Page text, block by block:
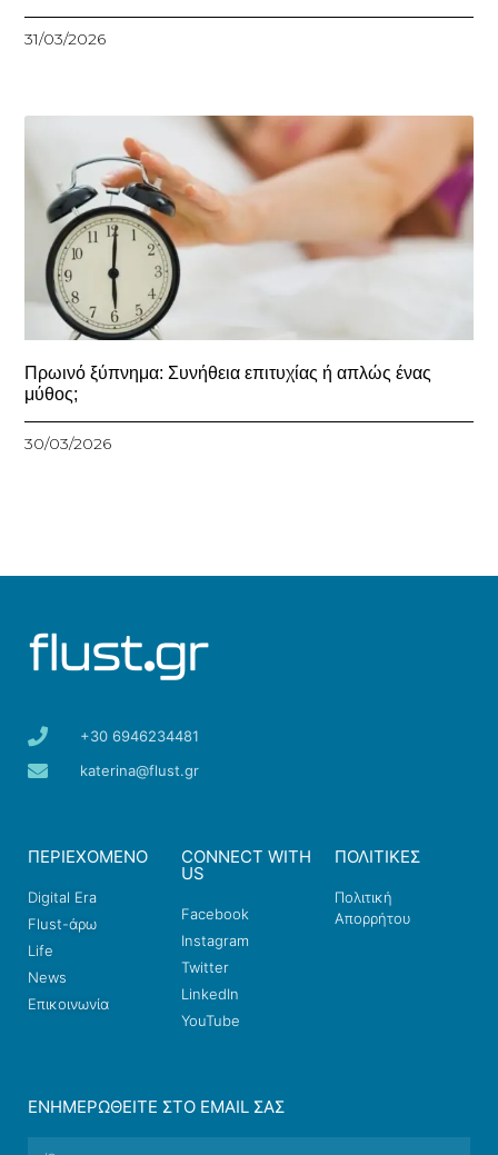
31/03/2026
Πρωινό ξύπνημα: Συνήθεια επιτυχίας ή απλώς ένας
μύθος;
30/03/2026
+30 6946234481
katerina@flust.gr
ΠΕΡΙΕΧΟΜΕΝΟ
Digital Era
Flust-άρω
Life
News
Επικοινωνία
CONNECT WITH
US
Facebook
Instagram
Twitter
LinkedIn
YouTube
ΠΟΛΙΤΙΚΕΣ
Πολιτική
Απορρήτου
ΕΝΗΜΕΡΩΘΕΊΤΕ ΣΤΟ EMAIL ΣΑΣ